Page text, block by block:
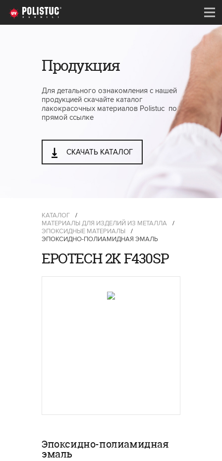
Продукция
Для детального ознакомления с нашей
продукцией скачайте каталог
лакокрасочных материалов Polistuc по
прямой ссылке
СКАЧАТЬ КАТАЛОГ
КАТАЛОГ
/
МАТЕРИАЛЫ ДЛЯ ИЗДЕЛИЙ ИЗ МЕТАЛЛА
/
ЭПОКСИДНЫЕ МАТЕРИАЛЫ
/
ЭПОКСИДНО-ПОЛИАМИДНАЯ ЭМАЛЬ
EPOTECH 2K F430SP
Эпоксидно-полиамидная
эмаль